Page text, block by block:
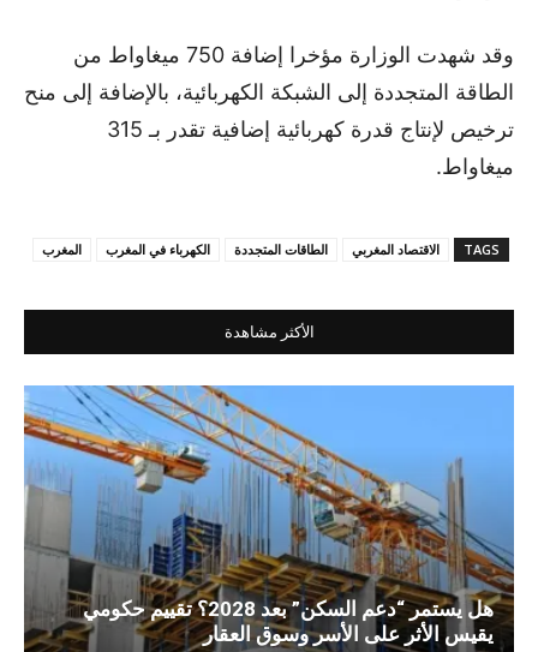
وقد شهدت الوزارة مؤخرا إضافة 750 ميغاواط من
الطاقة المتجددة إلى الشبكة الكهربائية، بالإضافة إلى منح
ترخيص لإنتاج قدرة كهربائية إضافية تقدر بـ 315
ميغاواط.
TAGS الاقتصاد المغربي الطاقات المتجددة الكهرباء في المغرب المغرب
الأكثر مشاهدة
هل يستمر “دعم السكن” بعد 2028؟ تقييم حكومي
يقيس الأثر على الأسر وسوق العقار